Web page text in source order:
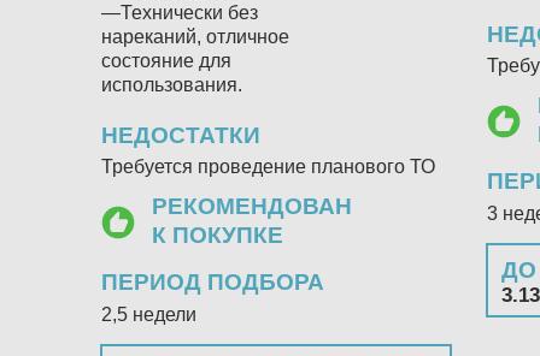
НЕДОСТАТКИ
РЕКОМЕНДОВАН
К ПОКУПКЕ
ПЕРИОД ПОДБОРА
—Технически без
нареканий, отличное
состояние для
использования.
Требуется проведение планового ТО
2,5 недели
ДО
3